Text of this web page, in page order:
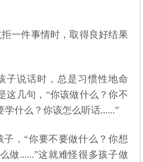
一件事情时，取得良好结果
子说话时，总是习惯性地命
这几句，“你该做什么？你不
什么？你该怎么听话......”
，“你要不要做什么？你想
做......”这就难怪很多孩子做